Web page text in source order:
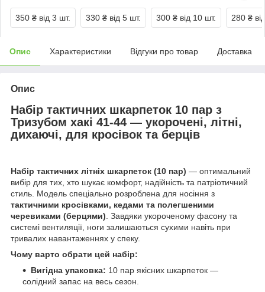
350 ₴ від 3 шт. 330 ₴ від 5 шт. 300 ₴ від 10 шт. 280 ₴
Опис Характеристики Відгуки про товар Доставка
Опис
Набір тактичних шкарпеток 10 пар з
Тризубом хакі 41-44 — укорочені, літні,
дихаючі, для кросівок та берців
Набір тактичних літніх шкарпеток (10 пар) — оптимальний
вибір для тих, хто шукає комфорт, надійність та патріотичний
стиль. Модель спеціально розроблена для носіння з
тактичними кросівками, кедами та полегшеними
черевиками (берцями). Завдяки укороченому фасону та
системі вентиляції, ноги залишаються сухими навіть при
тривалих навантаженнях у спеку.
Чому варто обрати цей набір:
Вигідна упаковка: 10 пар якісних шкарпеток —
солідний запас на весь сезон.